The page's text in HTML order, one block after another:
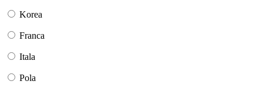
Korea
Franca
Itala
Pola